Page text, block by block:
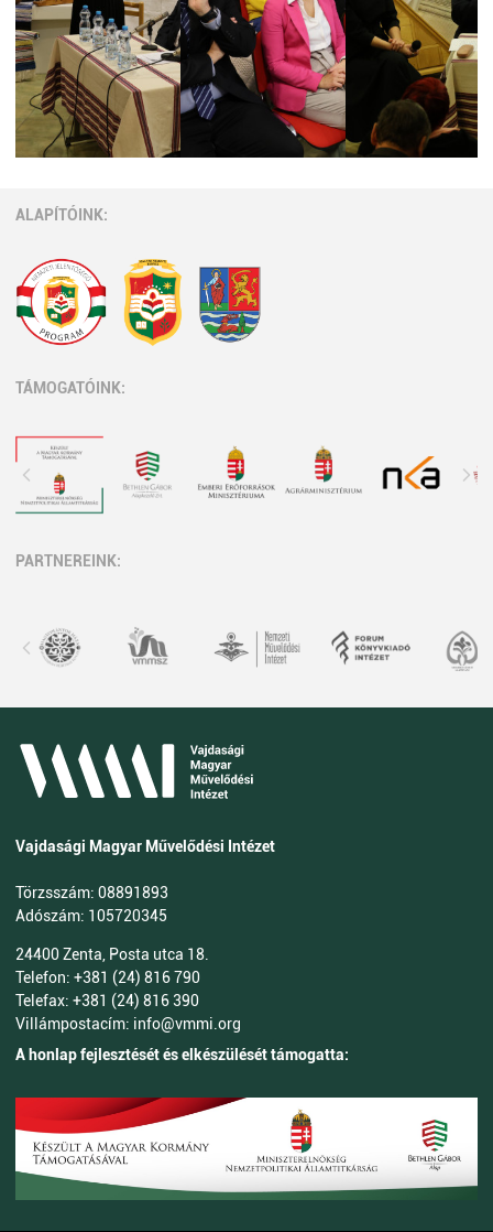
ALAPÍTÓINK:
TÁMOGATÓINK:
PARTNEREINK:
Vajdasági Magyar Művelődési Intézet
Törzsszám: 08891893
Adószám: 105720345
24400 Zenta, Posta utca 18.
Telefon: +381 (24) 816 790
Telefax: +381 (24) 816 390
Villámpostacím: info@vmmi.org
A honlap fejlesztését és elkészülését támogatta: